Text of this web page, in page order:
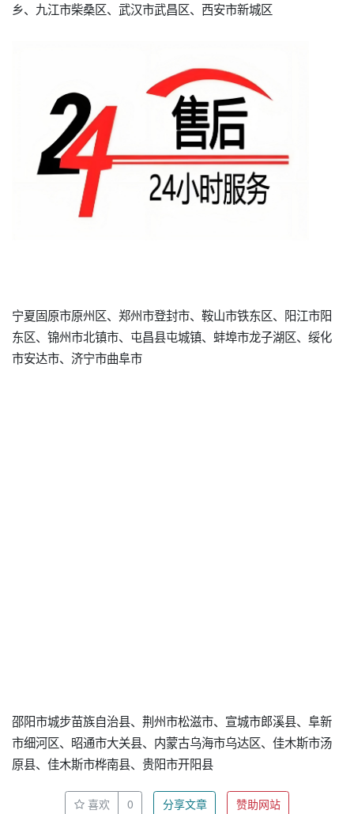
乡、九江市柴桑区、武汉市武昌区、西安市新城区
宁夏固原市原州区、郑州市登封市、鞍山市铁东区、阳江市阳
东区、锦州市北镇市、屯昌县屯城镇、蚌埠市龙子湖区、绥化
市安达市、济宁市曲阜市
邵阳市城步苗族自治县、荆州市松滋市、宣城市郎溪县、阜新
市细河区、昭通市大关县、内蒙古乌海市乌达区、佳木斯市汤
原县、佳木斯市桦南县、贵阳市开阳县
喜欢 0 分享文章 赞助网站